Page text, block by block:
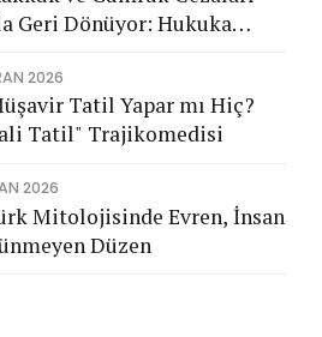
Geri Dönüyor: Hukuka
Maliyeti
2026
Tatil Yapar mı Hiç?
Tatil" Trajikomedisi
2026
Mitolojisinde Evren, İnsan
Düzen